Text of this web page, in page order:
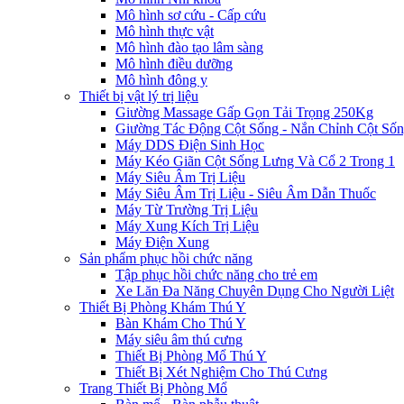
Mô hình sơ cứu - Cấp cứu
Mô hình thực vật
Mô hình đào tạo lâm sàng
Mô hình điều dưỡng
Mô hình đông y
Thiết bị vật lý trị liệu
Giường Massage Gấp Gọn Tải Trọng 250Kg
Giường Tác Động Cột Sống - Nắn Chỉnh Cột
Máy DDS Điện Sinh Học
Máy Kéo Giãn Cột Sống Lưng Và Cổ 2 Trong 1
Máy Siêu Âm Trị Liệu
Máy Siêu Âm Trị Liệu - Siêu Âm Dẫn Thuốc
Máy Từ Trường Trị Liệu
Máy Xung Kích Trị Liệu
Máy Điện Xung
Sản phẩm phục hồi chức năng
Tập phục hồi chức năng cho trẻ em
Xe Lăn Đa Năng Chuyên Dụng Cho Người Liệt
Thiết Bị Phòng Khám Thú Y
Bàn Khám Cho Thú Y
Máy siêu âm thú cưng
Thiết Bị Phòng Mổ Thú Y
Thiết Bị Xét Nghiệm Cho Thú Cưng
Trang Thiết Bị Phòng Mổ